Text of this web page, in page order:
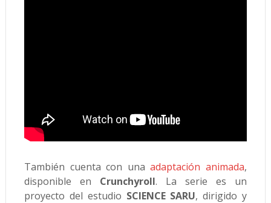
También cuenta con unaadaptación animada,
disponible en Crunchyroll. La serie es un
proyecto del estudio SCIENCE SARU, dirigido y